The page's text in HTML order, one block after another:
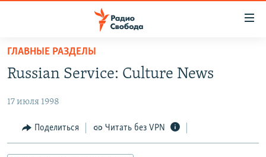
упрощенного
доступа
содержанию
Вернутся
АВТОРСКИЕ ПРОЕКТЫ
ЦИТАТЫ СВОБОДЫ
ГЛАВНЫЕ РАЗДЕЛЫ
Russian Service: Culture News
17 июля 1998
Поделиться Читать без VPN